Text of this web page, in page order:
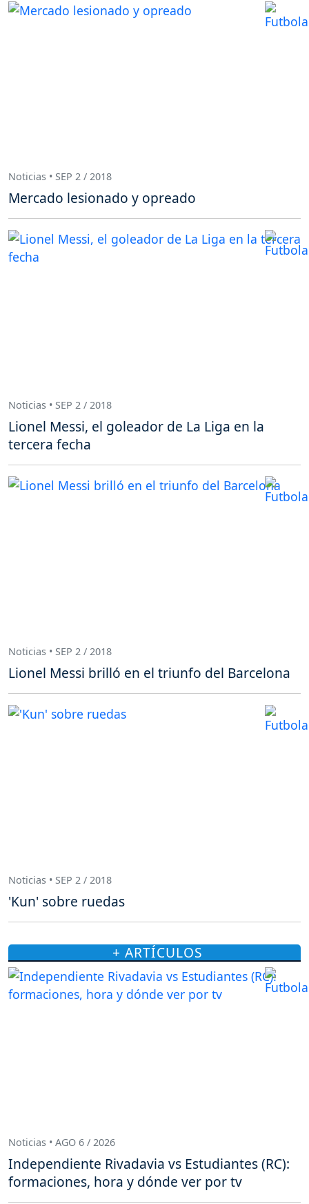
Noticias • SEP 2 / 2018
Mercado lesionado y opreado
Noticias • SEP 2 / 2018
Lionel Messi, el goleador de La Liga en la
tercera fecha
Noticias • SEP 2 / 2018
Lionel Messi brilló en el triunfo del Barcelona
Noticias • SEP 2 / 2018
'Kun' sobre ruedas
+ ARTÍCULOS
Noticias • AGO 6 / 2026
Independiente Rivadavia vs Estudiantes (RC):
formaciones, hora y dónde ver por tv